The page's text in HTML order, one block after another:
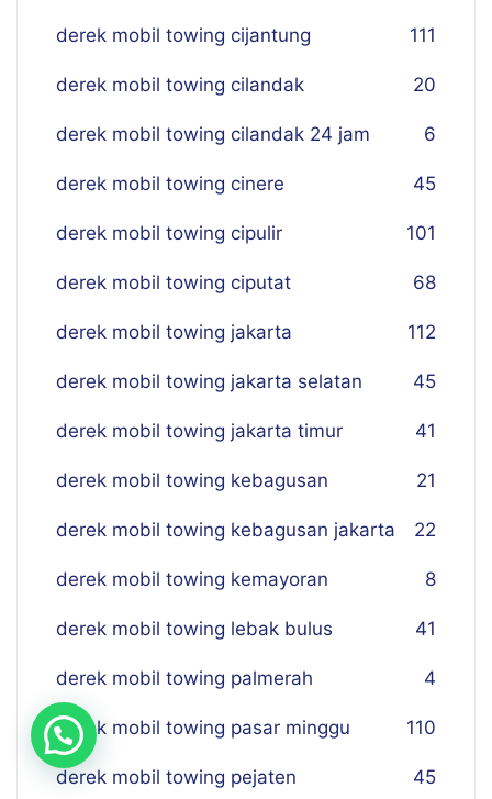
derek mobil towing cijantung 111
derek mobil towing cilandak 20
derek mobil towing cilandak 24 jam 6
derek mobil towing cinere 45
derek mobil towing cipulir 101
derek mobil towing ciputat 68
derek mobil towing jakarta 112
derek mobil towing jakarta selatan 45
derek mobil towing jakarta timur 41
derek mobil towing kebagusan 21
derek mobil towing kebagusan jakarta 22
derek mobil towing kemayoran 8
derek mobil towing lebak bulus 41
derek mobil towing palmerah 4
derek mobil towing pasar minggu 110
derek mobil towing pejaten 45